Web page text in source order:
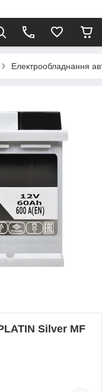
Електрообладнання
Silver MF